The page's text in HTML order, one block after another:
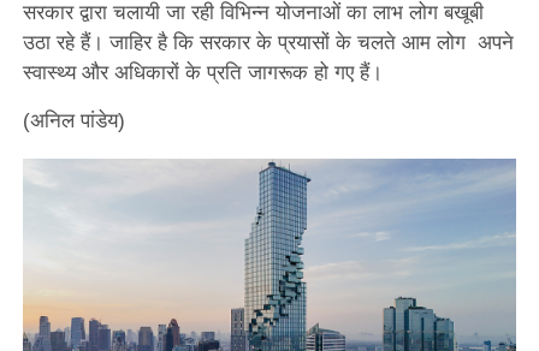
सरकार द्वारा चलायी जा रही विभिन्न योजनाओं का लाभ लोग बखूबी
उठा रहे हैं। जाहिर है कि सरकार के प्रयासों के चलते आम लोग अपने
स्वास्थ्य और अधिकारों के प्रति जागरूक हो गए हैं।
(अनिल पांडेय)